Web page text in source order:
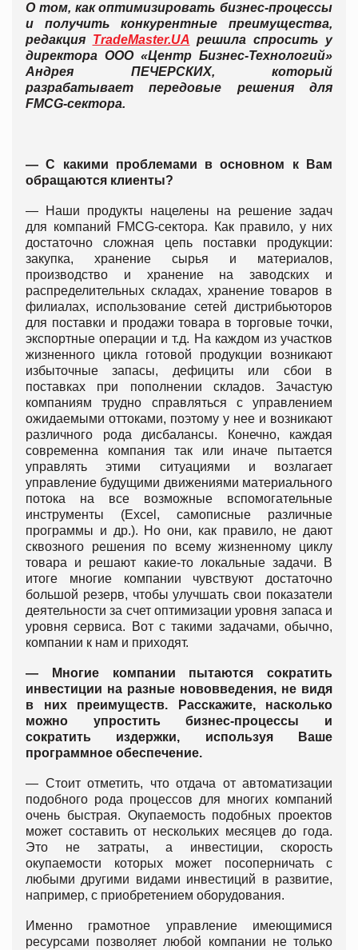
О том, как оптимизировать бизнес-процессы
и получить конкурентные преимущества,
редакция TradeMaster.UA решила спросить у
директора ООО «Центр Бизнес-Технологий»
Андрея ПЕЧЕРСКИХ, который
разрабатывает передовые решения для
FMCG-сектора.
— С какими проблемами в основном к Вам
обращаются клиенты?
— Наши продукты нацелены на решение задач
для компаний FMСG-сектора. Как правило, у них
достаточно сложная цепь поставки продукции:
закупка, хранение сырья и материалов,
производство и хранение на заводских и
распределительных складах, хранение товаров в
филиалах, использование сетей дистрибьюторов
для поставки и продажи товара в торговые точки,
экспортные операции и т.д. На каждом из участков
жизненного цикла готовой продукции возникают
избыточные запасы, дефициты или сбои в
поставках при пополнении складов. Зачастую
компаниям трудно справляться с управлением
ожидаемыми оттоками, поэтому у нее и возникают
различного рода дисбалансы. Конечно, каждая
современна компания так или иначе пытается
управлять этими ситуациями и возлагает
управление будущими движениями материального
потока на все возможные вспомогательные
инструменты (Excel, самописные различные
программы и др.). Но они, как правило, не дают
сквозного решения по всему жизненному циклу
товара и решают какие-то локальные задачи. В
итоге многие компании чувствуют достаточно
большой резерв, чтобы улучшать свои показатели
деятельности за счет оптимизации уровня запаса и
уровня сервиса. Вот с такими задачами, обычно,
компании к нам и приходят.
— Многие компании пытаются сократить
инвестиции на разные нововведения, не видя
в них преимуществ. Расскажите, насколько
можно упростить бизнес-процессы и
сократить издержки, используя Ваше
программное обеспечение.
— Стоит отметить, что отдача от автоматизации
подобного рода процессов для многих компаний
очень быстрая. Окупаемость подобных проектов
может составить от нескольких месяцев до года.
Это не затраты, а инвестиции, скорость
окупаемости которых может посоперничать с
любыми другими видами инвестиций в развитие,
например, с приобретением оборудования.
Именно грамотное управление имеющимися
ресурсами позволяет любой компании не только